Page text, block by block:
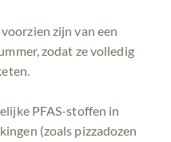
zijn van een
zodat ze volledig
PFAS-stoffen in
(zoals pizzadozen